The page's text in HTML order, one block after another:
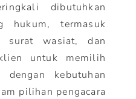
dibutuhkan
hukum, termasuk
surat wasiat, dan
untuk memilih
dengan kebutuhan
pilihan pengacara